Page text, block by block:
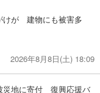
が 建物にも被害多
2026年8月8日(土) 18:09
災地に寄付 復興応援バ